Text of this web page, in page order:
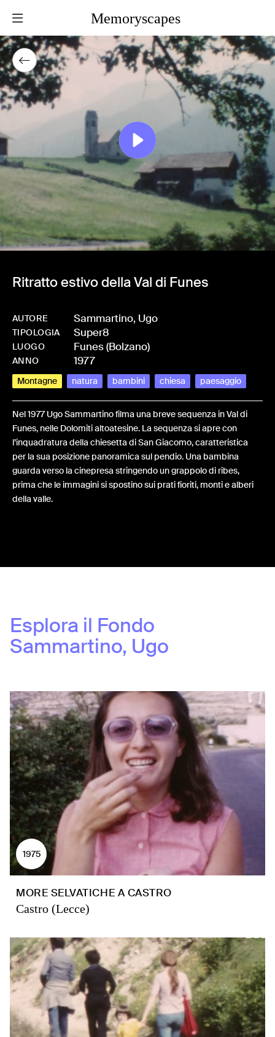
Memoryscapes
Ritratto estivo della Val di Funes
AUTORE Sammartino, Ugo
TIPOLOGIA Super8
LUOGO Funes (Bolzano)
ANNO 1977
Montagne natura bambini chiesa paesaggio
Nel 1977 Ugo Sammartino filma una breve sequenza in Val di
Funes, nelle Dolomiti altoatesine. La sequenza si apre con
l’inquadratura della chiesetta di San Giacomo, caratteristica
per la sua posizione panoramica sul pendio. Una bambina
guarda verso la cinepresa stringendo un grappolo di ribes,
prima che le immagini si spostino sui prati fioriti, monti e alberi
della valle.
Esplora il Fondo
Sammartino, Ugo
1975
MORE SELVATICHE A CASTRO
Castro (Lecce)